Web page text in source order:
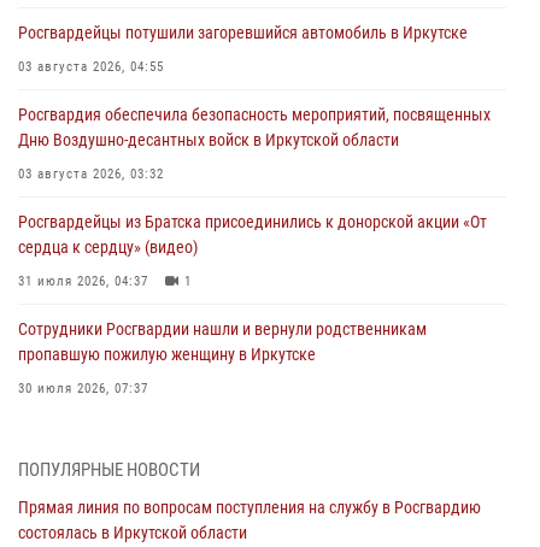
Росгвардейцы потушили загоревшийся автомобиль в Иркутске
03 августа 2026, 04:55
Росгвардия обеспечила безопасность мероприятий, посвященных
Дню Воздушно-десантных войск в Иркутской области
03 августа 2026, 03:32
Росгвардейцы из Братска присоединились к донорской акции «От
сердца к сердцу» (видео)
31 июля 2026, 04:37 1
Сотрудники Росгвардии нашли и вернули родственникам
пропавшую пожилую женщину в Иркутске
30 июля 2026, 07:37
жителей Иркутской области
ПОПУЛЯРНЫЕ НОВОСТИ
Прямая линия по вопросам поступления на службу в Росгвардию
состоялась в Иркутской области